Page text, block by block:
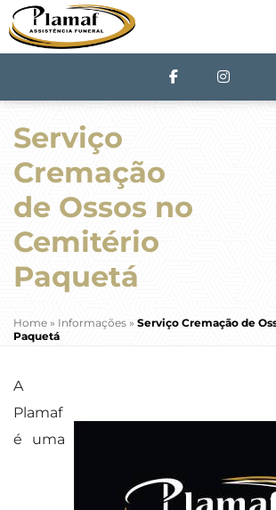
Serviço
Cremação
de Ossos no
Cemitério
Paquetá
Home » Informações » Serviço Cremação de
Paquetá
A
Plamaf
é uma